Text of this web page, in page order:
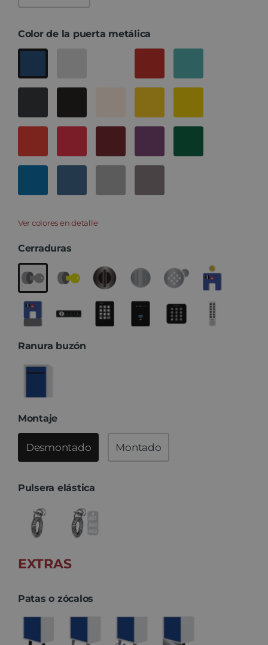
Color de la puerta metálica
Ver colores en detalle
Cerraduras
Ranura buzón
Montaje
Desmontado Montado
Pulsera elástica
EXTRAS
Patas o zócalos